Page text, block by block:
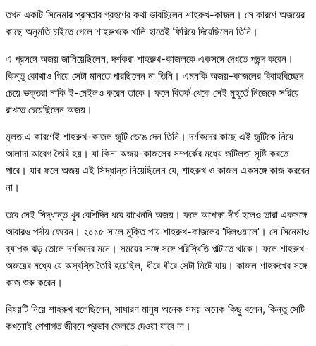
তখন একটি সিনেমার প্রস্তাব গ্রহণের কথা ভাবছিলেন শাহরুখ-কাজল। সে কারণে অজয়ের
কাছে অনুমতি চাইতে গেলে শাহরুখকে খালি হাতেই ফিরিয়ে দিয়েছিলেন তিনি।
এ প্রসঙ্গে অজয় জানিয়েছিলেন, দর্শকরা শাহরুখ-কাজলকে একসঙ্গে দেখতে পছন্দ করেন।
কিন্তু কোথাও গিয়ে সেটা মানতে পারছিলেন না তিনি। এমনকি অজয়-কাজলের বিবাহবিচ্ছেদ
চেয়ে ভক্তরা নাকি ই-মেইলও করেন তাকে। ফলে বিতর্ক থেকে সেই মুহূর্তে নিজেকে সরিয়ে
রাখতে চেয়েছিলেন অজয়।
মূলত এ কারণেই শাহরুখ-কাজল জুটি ভেঙে দেন তিনি। দর্শকদের কাছে এই জুটিকে নিয়ে
আলাদা আবেগ তৈরি হয়। যা কিনা অজয়-কাজলের সম্পর্কের মধ্যে জটিলতা সৃষ্টি করতে
পারে। যার ফলে অজয় এই সিদ্ধান্ত নিয়েছিলেন যে, শাহরুখ ও কাজল একসঙ্গে কাজ করবেন
না।
তবে সেই সিদ্ধান্ত খুব বেশিদিন ধরে রাখেননি অজয়। ফলে অপেক্ষা দীর্ঘ হলেও তারা একসঙ্গে
আবারও পর্দায় ফেরেন। ২০১৫ সালে মুক্তি পায় শাহরুখ-কাজলের ‘দিলওয়ালে’। সে সিনেমাও
ব্যাপক ঝড় তোলে দর্শকদের মনে। সময়ের সঙ্গে সঙ্গে পরিস্থিতি পাল্টাতে থাকে। ফলে শাহরুখ-
অজয়ের মধ্যে যে অস্বস্তি তৈরি হয়েছিল, ধীরে ধীরে সেটা মিটে যায়। কাজল শাহরুখের সঙ্গে
কাজ শুরু করেন।
বিষয়টি নিয়ে শাহরুখ বলেছিলেন, সাধারণ মানুষ অনেক সময় অনেক কিছু বলেন, কিন্তু সেটি
কখনোই পেশাগত জীবনে প্রভাব ফেলতে দেওয়া যাবে না।